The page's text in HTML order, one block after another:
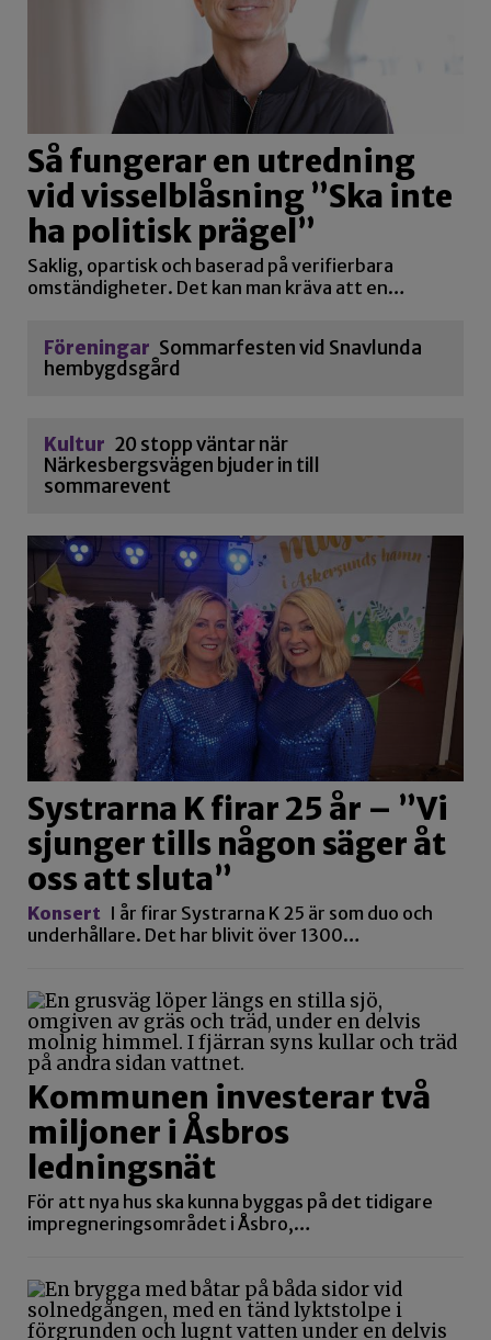
Så fungerar en utredning
vid visselblåsning ”Ska inte
ha politisk prägel”
Saklig, opartisk och baserad på verifierbara
omständigheter. Det kan man kräva att en…
Föreningar Sommarfesten vid Snavlunda
hembygdsgård
Kultur 20 stopp väntar när
Närkesbergsvägen bjuder in till
sommarevent
Systrarna K firar 25 år – ”Vi
sjunger tills någon säger åt
oss att sluta”
Konsert I år firar Systrarna K 25 är som duo och
underhållare. Det har blivit över 1300…
Kommunen investerar två
miljoner i Åsbros
ledningsnät
För att nya hus ska kunna byggas på det tidigare
impregneringsområdet i Åsbro,…